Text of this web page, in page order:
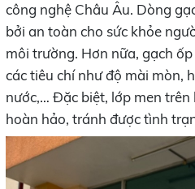
công nghệ Châu Âu. Dòng
bởi an toàn cho sức khỏe
môi trường. Hơn nữa, gạch
các tiêu chí như độ mài mòn,
nước,… Đặc biệt, lớp men
hoàn hảo, tránh được tình